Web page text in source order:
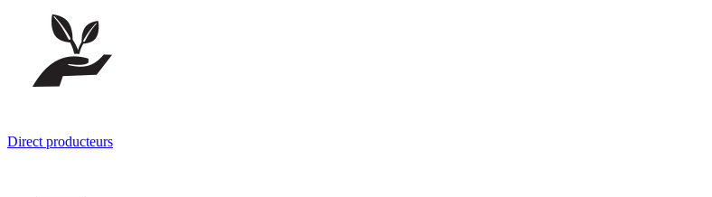
Direct producteurs